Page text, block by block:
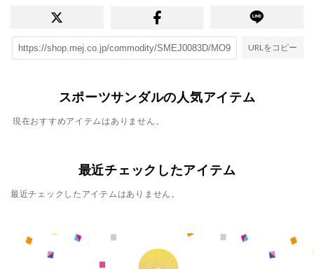
URLをコピー
スポーツサンダルの人気アイテム
現在おすすめアイテムはありません。
最近チェックしたアイテム
最近チェックしたアイテムはありません。